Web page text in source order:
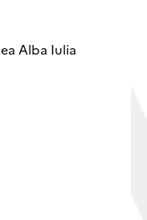
Alba Iulia